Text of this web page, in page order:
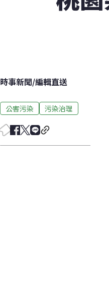
時事新聞/編輯直送
公害污染 污染治理